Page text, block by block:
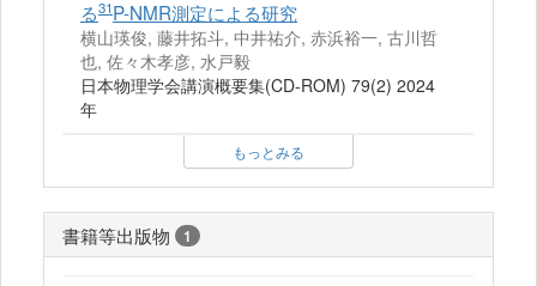
る31P-NMR測定による研究
横山瑛俊, 藤井拓斗, 中井祐介, 赤浜裕一, 古川哲
也, 佐々木孝彦, 水戸毅
日本物理学会講演概要集(CD-ROM) 79(2) 2024
年
もっとみる
書籍等出版物 1